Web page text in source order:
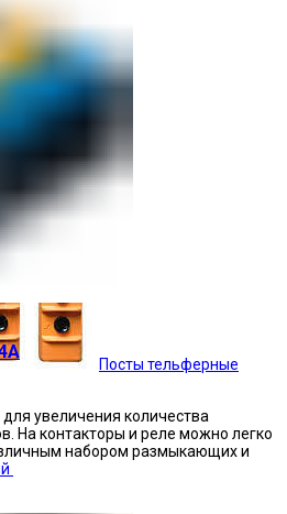
Посты тельферные
увеличения количества
На контакторы и реле можно легко
набором размыкающих и